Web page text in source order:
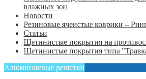
влажных зон
Новости
Резиновые ячеистые коврики –
Статьи
Щетинистые покрытия на
Щетинистые покрытия типа
Алюминиевые решетки